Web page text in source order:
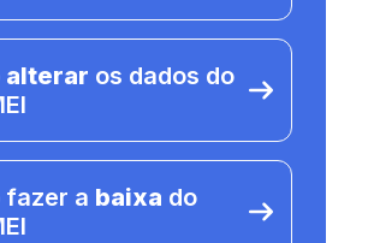
alterar os dados do
fazer a baixa do